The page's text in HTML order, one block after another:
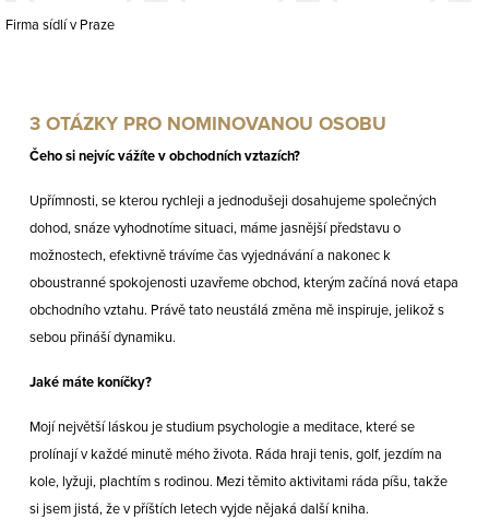
Firma sídlí v Praze
3 OTÁZKY PRO NOMINOVANOU OSOBU
Čeho si nejvíc vážíte v obchodních vztazích?
Upřímnosti, se kterou rychleji a jednodušeji dosahujeme společných
dohod, snáze vyhodnotíme situaci, máme jasnější představu o
možnostech, efektivně trávíme čas vyjednávání a nakonec k
oboustranné spokojenosti uzavřeme obchod, kterým začíná nová etapa
obchodního vztahu. Právě tato neustálá změna mě inspiruje, jelikož s
sebou přináší dynamiku.
Jaké máte koníčky?
Mojí největší láskou je studium psychologie a meditace, které se
prolínají v každé minutě mého života. Ráda hraji tenis, golf, jezdím na
kole, lyžuji, plachtím s rodinou. Mezi těmito aktivitami ráda píšu, takže
si jsem jistá, že v příštích letech vyjde nějaká další kniha.